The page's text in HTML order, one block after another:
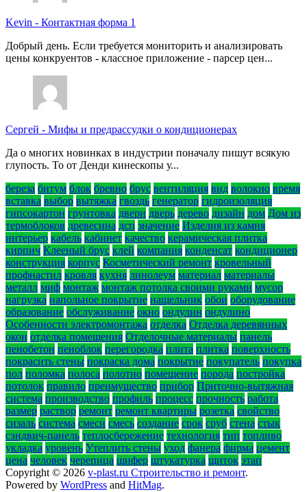
Kevin - Контактная форма 1
Добрый день. Если требуется мониторить и анализировать
цены конкруентов - классное приложение - парсер цен...
Сергей - Мифы и предрассудки о кондиционерах
Да о многих новинках в индустрии поначалу пишут всякую
глупость. То от Денди кинескопы у...
береза битум блок бревно брус вентиляция вид волокно время
вставка выбор вытяжка гвоздь генератор гидроизоляция
гипсокартон грунтовка двери дверь дерево дизайн дом Дом из
термоблоков древесина дсп значение Изделия из камня
интерьер кабель кабинет качество керамическая плитка
кирпич Клееный брус клей компания конденсат кондиционер
конструкция корпус Косметический ремонт кровельный
профнастил кровля кухня линолеум материал материалы
металл миф монтаж монтаж потолка своими руками мусор
нагрузка напольное покрытие нащельник обои оборудование
образование обслуживание окно ондулин ондулино
Особенности электромонтажа отделка Отделка деревянных
окон отделка помещения Отделочные материалы панель
пенобетон пеноблок перегородка плита плитка поверхность
покрасить стены покраска дома покрытие покупатель покупка
пол поломка полоса полотно помещение порода постройка
потолок правило преимущество прибор Приточно-вытяжная
система производство профиль процесс прочность работа
размер раствор ремонт ремонт квартиры розетка свойство
сизаль система смеси смесь создание срок сруб стена стык
сэндвич-панель теплосбережение технология тип топливо
укладка уровень Утеплить стены уход фанера фирма цемент
цена человек черепица шифер штукатурка щиток этап
Copyright © 2026 v-plast.ru Строительство и ремонт.
Powered by WordPress and HitMag.